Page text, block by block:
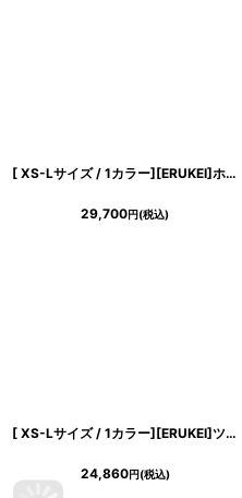
[ XS-Lサイズ / 1カラー][ERUKEI]ホワイト×レッド・花柄・Aライン・ノースリーブ・シフォン・ロングドレス・ワンピース[山崎みどり着用][送料無料]myrd
29,700円(税込)
[ XS-Lサイズ / 1カラー][ERUKEI]ツイード・リボン・スパンコール・フレア・Aライン・ノースリーブ・ミニドレス・ワンピース[山崎みどり着用][送料無料] mypk
24,860円(税込)